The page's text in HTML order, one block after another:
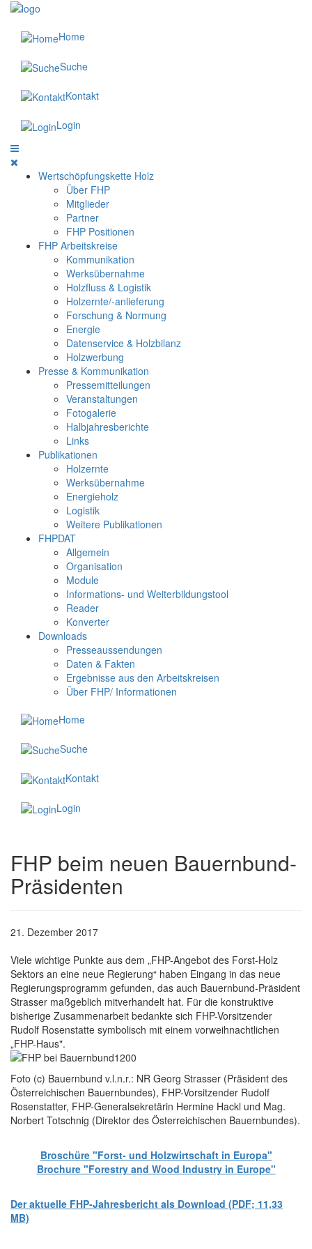
Home
Suche
Kontakt
Login
Wertschöpfungskette Holz
Über FHP
Mitglieder
Partner
FHP Positionen
FHP Arbeitskreise
Kommunikation
Werksübernahme
Holzfluss & Logistik
Holzernte/-anlieferung
Forschung & Normung
Energie
Datenservice & Holzbilanz
Holzwerbung
Presse & Kommunikation
Pressemitteilungen
Veranstaltungen
Fotogalerie
Halbjahresberichte
Links
Publikationen
Holzernte
Werksübernahme
Energieholz
Logistik
Weitere Publikationen
FHPDAT
Allgemein
Organisation
Module
Informations- und Weiterbildungstool
Reader
Konverter
Downloads
Presseaussendungen
Daten & Fakten
Ergebnisse aus den Arbeitskreisen
Über FHP/ Informationen
Home
Suche
Kontakt
Login
FHP beim neuen Bauernbund-
Präsidenten
21. Dezember 2017
Viele wichtige Punkte aus dem „FHP-Angebot des Forst-Holz
Sektors an eine neue Regierung“ haben Eingang in das neue
Regierungsprogramm gefunden, das auch Bauernbund-Präsident
Strasser maßgeblich mitverhandelt hat. Für die konstruktive
bisherige Zusammenarbeit bedankte sich FHP-Vorsitzender
Rudolf Rosenstatte symbolisch mit einem vorweihnachtlichen
„FHP-Haus".
Foto (c) Bauernbund v.l.n.r.: NR Georg Strasser (Präsident des
Österreichischen Bauernbundes), FHP-Vorsitzender Rudolf
Rosenstatter, FHP-Generalsekretärin Hermine Hackl und Mag.
Norbert Totschnig (Direktor des Österreichischen Bauernbundes).
Broschüre "Forst- und Holzwirtschaft in Europa"
Brochure "Forestry and Wood Industry in Europe"
Der aktuelle FHP-Jahresbericht als Download (PDF; 11,33
MB)